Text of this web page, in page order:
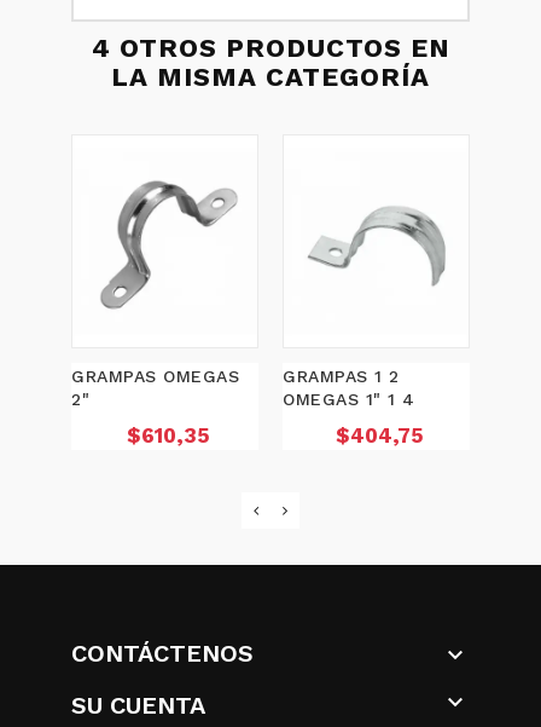
4 OTROS PRODUCTOS EN
LA MISMA CATEGORÍA
GRAMPAS OMEGAS
2"
Precio
$610,35
GRAMPAS 1 2
OMEGAS 1" 1 4
Precio
$404,75
CONTÁCTENOS

SU CUENTA
